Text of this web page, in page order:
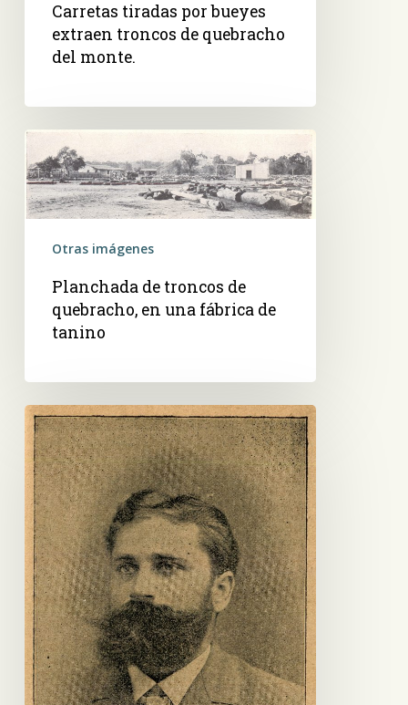
quebracho
Carretas tiradas por bueyes
extraen troncos de quebracho
del monte.
Planchada
de
troncos
de
fábrica
Otras imágenes
Planchada de troncos de
quebracho, en una fábrica de
tanino
Pablo
Meilicke
Dueño
de
la
Curtiembre
Alemana